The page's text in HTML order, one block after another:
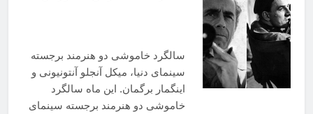
سالگرد خاموشی دو هنرمند برجسته
سینمای دنیا، میکل آنجلو آنتونیونی و
اینگمار برگمان. این ماه سالگرد
خاموشی دو هنرمند برجسته سینمای